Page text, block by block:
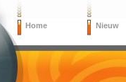
Home Nieuw